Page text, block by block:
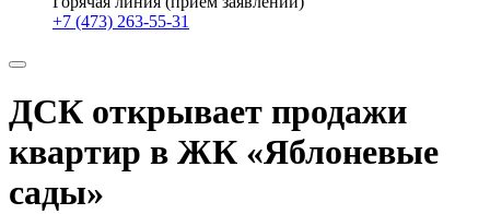
+7 (473) 263-55-31
ДСК открывает продажи
квартир в ЖК «Яблоневые
сады»